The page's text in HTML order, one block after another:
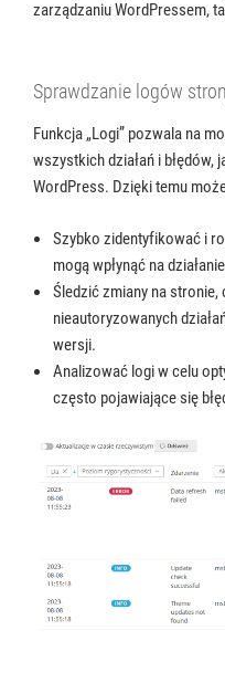
zarządzaniu WordPressem,
Sprawdzanie logów
Funkcja „Logi” pozwala na
wszystkich działań i
WordPress. Dzięki temu
Szybko zidentyfikować i
mogą wpłynąć na
Śledzić zmiany na
nieautoryzowanych
wersji.
Analizować logi w celu
często pojawiające się